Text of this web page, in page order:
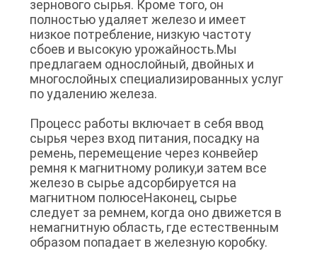
PRIVACY
POLICY
зернового сырья. Кроме того, он
полностью удаляет железо и имеет
низкое потребление, низкую частоту
сбоев и высокую урожайность.Мы
предлагаем однослойный, двойных и
многослойных специализированных услуг
по удалению железа.
Процесс работы включает в себя ввод
сырья через вход питания, посадку на
ремень, перемещение через конвейер
ремня к магнитному ролику,и затем все
железо в сырье адсорбируется на
магнитном полюсеНаконец, сырье
следует за ремнем, когда оно движется в
немагнитную область, где естественным
образом попадает в железную коробку.